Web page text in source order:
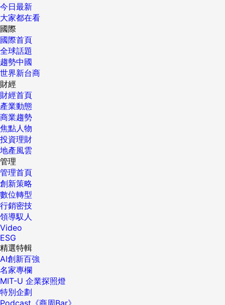
今日最新
大家都在看
國際
國際首頁
全球話題
趨勢中國
世界新台商
財經
財經首頁
產業動態
商業趨勢
焦點人物
投資理財
地產風雲
管理
管理首頁
創新策略
數位轉型
行銷密技
領導馭人
Video
ESG
精選特輯
AI創新百強
名家專欄
MIT-U 企業探照燈
特別企劃
Podcast《商周Bar》